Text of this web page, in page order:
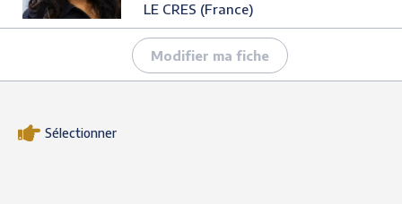
LE CRES (France)
Modifier ma fiche
Sélectionner